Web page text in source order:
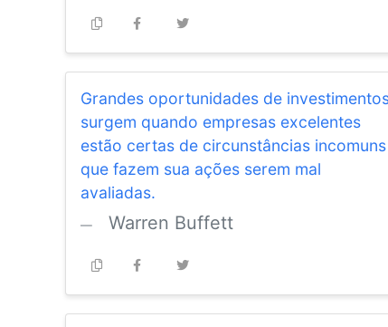
Grandes oportunidades de
surgem quando empresas excelentes
estão certas de circunstâncias incomuns
que fazem sua ações serem mal
avaliadas.
Warren Buffett